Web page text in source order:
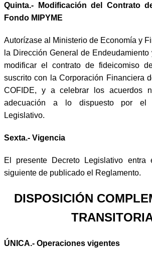
Quinta.- Modificación del Contrato
Fondo MIPYME
Autorízase al Ministerio de Economía y
la Dirección General de Endeudamiento
modificar el contrato de fideicomiso
suscrito con la Corporación Financiera
COFIDE, y a celebrar los acuerdos
adecuación a lo dispuesto por el
Legislativo.
Sexta.- Vigencia
El presente Decreto Legislativo
siguiente de publicado el Reglamento.
DISPOSICIÓN
ÚNICA.- Operaciones vigentes